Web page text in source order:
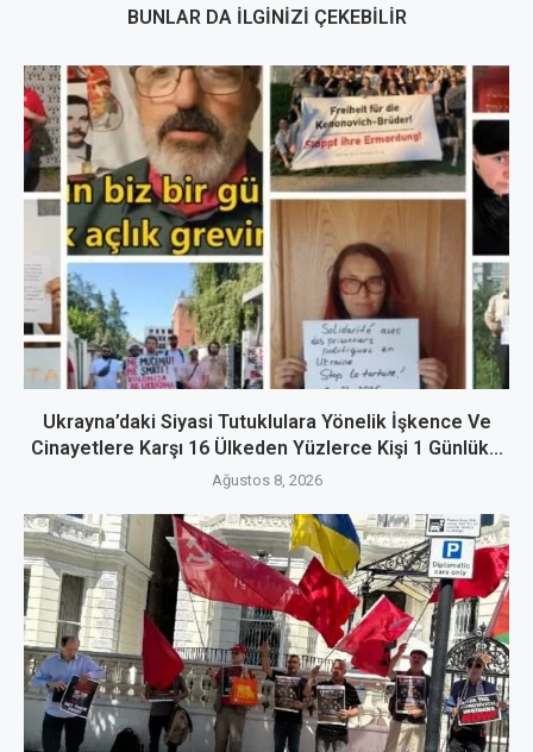
BUNLAR DA İLGINIZI ÇEKEBILIR
Ukrayna’daki Siyasi Tutuklulara Yönelik İşkence Ve
Cinayetlere Karşı 16 Ülkeden Yüzlerce Kişi 1 Günlük...
Ağustos 8, 2026